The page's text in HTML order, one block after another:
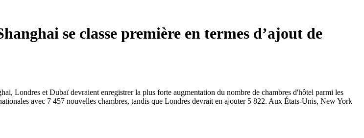
se classe première en termes d’ajout de
Londres et Dubaï devraient enregistrer la plus forte augmentation du nombre de chambres d'hôtel parmi les
avec 7 457 nouvelles chambres, tandis que Londres devrait en ajouter 5 822. Aux États-Unis, New York